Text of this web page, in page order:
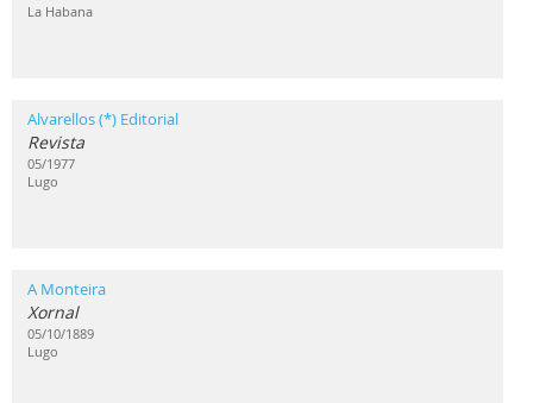
La Habana
Alvarellos (*) Editorial
Revista
05/1977
Lugo
A Monteira
Xornal
05/10/1889
Lugo